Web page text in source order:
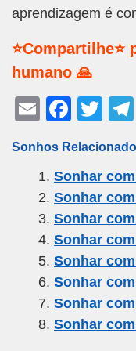
aprendizagem é
humano 🙏
E
ail
F
c
e
b
o
o
k
T
tt
er
Sonhos
Sonhar
Sonhar
Sonhar
Sonhar
Sonhar
Sonhar
Sonhar
Sonhar